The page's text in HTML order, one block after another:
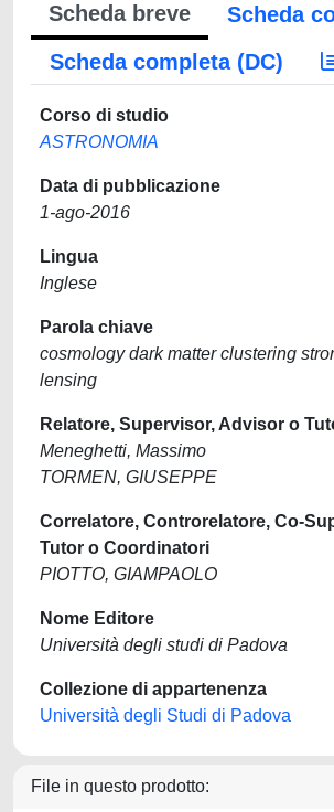
Scheda breve
Scheda
Scheda completa (DC)
Corso di studio
ASTRONOMIA
Data di pubblicazione
1-ago-2016
Lingua
Inglese
Parola chiave
cosmology dark matter clustering
lensing
Relatore, Supervisor, Advisor o
Meneghetti, Massimo
TORMEN, GIUSEPPE
Correlatore, Controrelatore, Co-
Tutor o Coordinatori
PIOTTO, GIAMPAOLO
Nome Editore
Università degli studi di Padova
Collezione di appartenenza
Università degli Studi di Padova
File in questo prodotto: